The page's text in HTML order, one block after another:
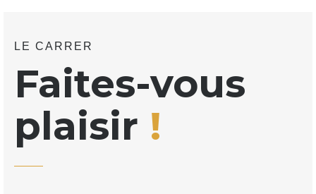
LE CARRER
Faites-vous
plaisir !